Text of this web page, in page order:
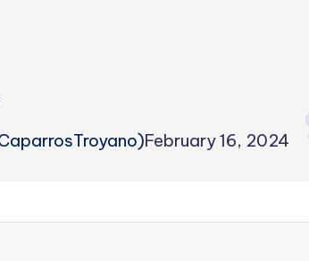
February 16, 2024